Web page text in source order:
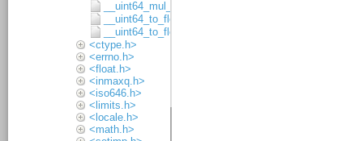
__uint64_mul_32x32
__uint64_to_float32
__uint64_to_float64
<ctype.h>
<errno.h>
<float.h>
<inmaxq.h>
<iso646.h>
<limits.h>
<locale.h>
<math.h>